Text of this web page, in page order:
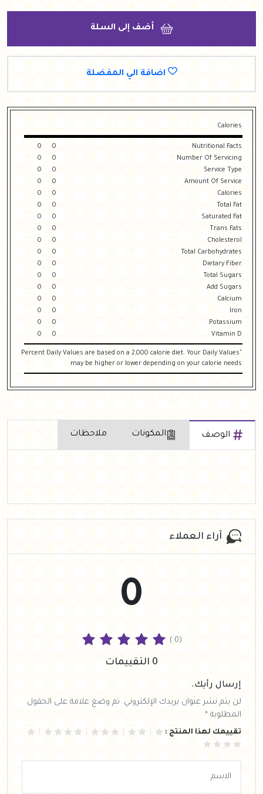
أضف إلى السلة
اضافة الي المفضلة
Calories
Nutritional Facts
0
0
Number Of Servicing
0
0
Service Type
0
0
Amount Of Service
0
0
Calories
0
0
Total Fat
0
0
Saturated Fat
0
0
Trans Fats
0
0
Cholesterol
0
0
Total Carbohydrates
0
0
Dietary Fiber
0
0
Total Sugars
0
0
Add Sugars
0
0
Calcium
0
0
Iron
0
0
Potassium
0
0
Vitamin D
0
0
"Percent Daily Values are based on a 2,000 calorie diet. Your Daily Values
may be higher or lower depending on your calorie needs
الوصف المكونات ملاحظات
آراء العملاء
0
( 0)
0 التقييمات
إرسال رأيك.
لن يتم نشر عنوان بريدك الإلكتروني. تم وضع علامة على الحقول
المطلوبة *
تقييمك لهذا المنتج :